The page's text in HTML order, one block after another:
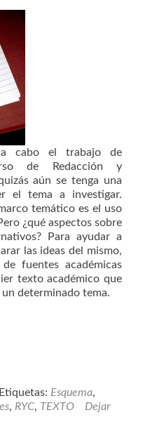
cabo el trabajo de
de Redacción y
aún se tenga una
el tema a investigar.
temático es el uso
¿qué aspectos sobre
Para ayudar a
las ideas del mismo,
fuentes académicas
texto académico que
determinado tema.
Etiquetas: Esquema,
, RYC, TEXTO
Dejar